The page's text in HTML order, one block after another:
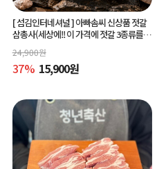
[ 섬김인터네셔널 ]아빠솜씨 신상품 젓갈
삼총사(세상에!! 이 가격에 젓갈 3종류를?)
24,900원
37% 15,900원